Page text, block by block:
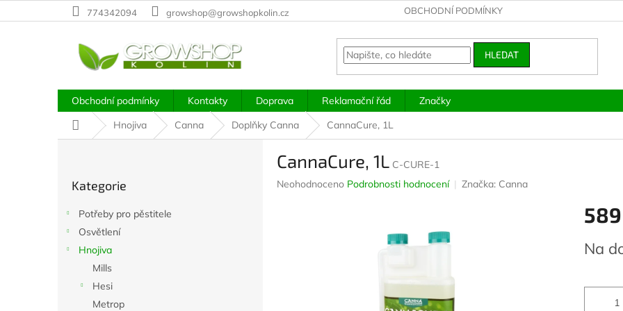
na
774342094 growshop@growshopkolin.cz OBCHODNÍ PODMÍNKY
HLEDAT
Obchodní podmínky Kontakty Doprava Reklamační řád
Značky
Domů
Hnojiva Canna Doplňky Canna CannaCure, 1L
kategorie
Kategorie
Potřeby pro pěstitele
Osvětlení
Hnojiva
Mills
Hesi
Metrop
CannaCure, 1L C-CURE-1
Průměrné
Neohodnoceno Podrobnosti hodnocení Značka: Canna
cena:
Na